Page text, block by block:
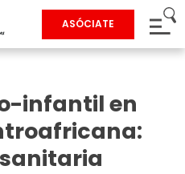
ASÓCIATE
infantil en